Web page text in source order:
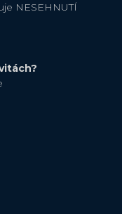
NESEHNUTÍ